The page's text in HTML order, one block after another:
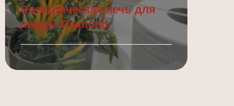
Электрическая печь для
пиццы Diamond
Подробнее